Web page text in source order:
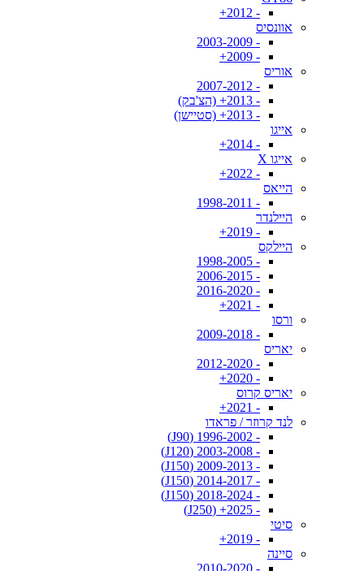
- 2012+
אוונסיס
- 2003-2009
- 2009+
אוריס
- 2007-2012
- 2013+ (הצ'בק)
- 2013+ (סטיישן)
אייגו
- 2014+
אייגו X
- 2022+
הייאס
- 1998-2011
היילנדר
- 2019+
היילקס
- 1998-2005
- 2006-2015
- 2016-2020
- 2021+
ורסו
- 2009-2018
יאריס
- 2012-2020
- 2020+
יאריס קרוס
- 2021+
לנד קרוזר / פראדו
- 1996-2002 (J90)
- 2003-2008 (J120)
- 2009-2013 (J150)
- 2014-2017 (J150)
- 2018-2024 (J150)
- 2025+ (J250)
סיטי
- 2019+
סיינה
- 2010-2020